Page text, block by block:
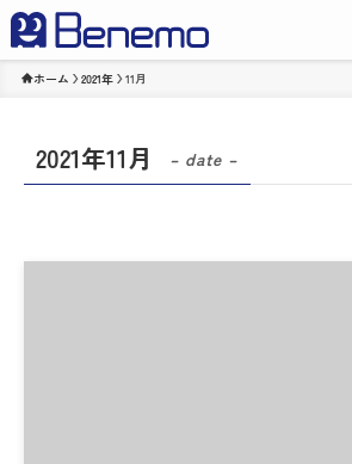
ホーム 2021年 11月
2021年11月 – date –